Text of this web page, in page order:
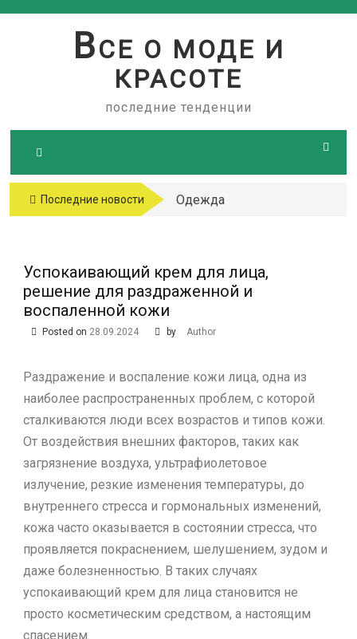
ВСЕ О МОДЕ И
КРАСОТЕ
последние тенденции
Последние новости
Одежда
Успокаивающий крем для лица,
решение для раздраженной и
воспаленной кожи
Posted on 28.09.2024 by Author
Раздражение и воспаление кожи лица, одна из
наиболее распространенных проблем, с которой
сталкиваются люди всех возрастов и типов кожи.
От воздействия внешних факторов, таких как
загрязнение воздуха, ультрафиолетовое
излучение, резкие изменения температуры, до
внутреннего стресса и гормональных изменений,
кожа часто оказывается в состоянии стресса, что
проявляется покраснением, шелушением, зудом и
даже болезненностью. В таких случаях
успокаивающий крем для лица становится не
просто косметическим средством, а настоящим
спасением.